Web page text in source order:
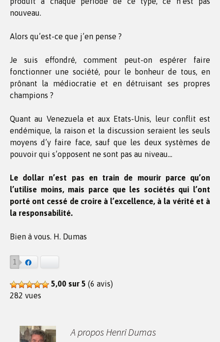
nouveau.
Alors qu’est-ce que j’en pense ?
Je suis effondré, comment peut-on espérer faire
fonctionner une société, pour le bonheur de tous, en
prônant la médiocratie et en détruisant ses propres
champions ?
Quant au Venezuela et aux Etats-Unis, leur conflit est
endémique, la raison et la discussion seraient les seuls
moyens d’y faire face, sauf que les deux systèmes de
pouvoir qui s’opposent ne sont pas au niveau…
Le dollar n’est pas en train de mourir parce qu’on
l’utilise moins, mais parce que les sociétés qui l’ont
porté ont cessé de croire à l’excellence, à la vérité et à
la responsabilité.
Bien à vous. H. Dumas
1
5,00 sur 5 (6 avis)
282 vues
A propos Henri Dumas